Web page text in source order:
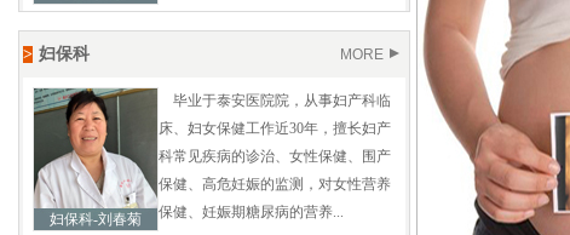
> 妇保科 MORE
妇保科-刘春菊
毕业于泰安医院院，从事妇产科临
床、妇女保健工作近30年，擅长妇产
科常见疾病的诊治、女性保健、围产
保健、高危妊娠的监测，对女性营养
保健、妊娠期糖尿病的营养...